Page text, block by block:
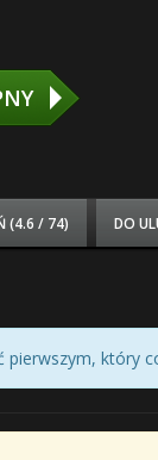
(4.6 / 74) DO
pierwszym, który